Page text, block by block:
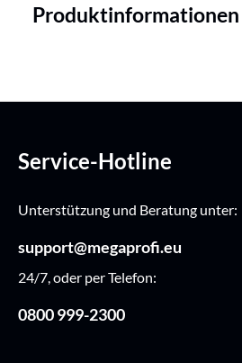
Produktinformationen
Service-Hotline
Unterstützung und Beratung unter:
support@megaprofi.eu
24/7, oder per Telefon:
0800 999-2300